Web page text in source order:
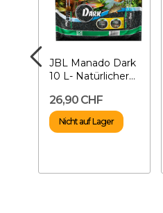
JBL Manado Dark
10 L- Natürlicher
26,90 CHF
Nicht auf Lager